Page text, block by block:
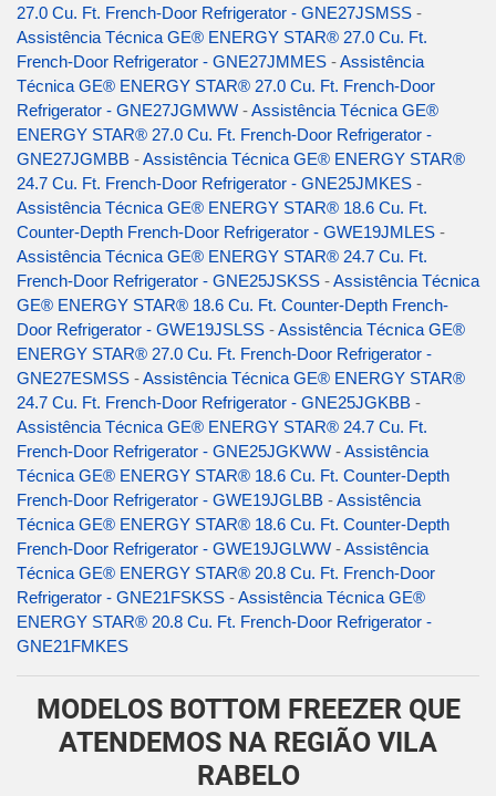
27.0 Cu. Ft. French-Door Refrigerator - GNE27JSMSS -
Assistência Técnica GE® ENERGY STAR® 27.0 Cu. Ft.
French-Door Refrigerator - GNE27JMMES -Assistência
Técnica GE® ENERGY STAR® 27.0 Cu. Ft. French-Door
Refrigerator - GNE27JGMWW -Assistência Técnica GE®
ENERGY STAR® 27.0 Cu. Ft. French-Door Refrigerator -
GNE27JGMBB -Assistência Técnica GE® ENERGY STAR®
24.7 Cu. Ft. French-Door Refrigerator - GNE25JMKES -
Assistência Técnica GE® ENERGY STAR® 18.6 Cu. Ft.
Counter-Depth French-Door Refrigerator - GWE19JMLES -
Assistência Técnica GE® ENERGY STAR® 24.7 Cu. Ft.
French-Door Refrigerator - GNE25JSKSS -Assistência Técnica
GE® ENERGY STAR® 18.6 Cu. Ft. Counter-Depth French-
Door Refrigerator - GWE19JSLSS -Assistência Técnica GE®
ENERGY STAR® 27.0 Cu. Ft. French-Door Refrigerator -
GNE27ESMSS -Assistência Técnica GE® ENERGY STAR®
24.7 Cu. Ft. French-Door Refrigerator - GNE25JGKBB -
Assistência Técnica GE® ENERGY STAR® 24.7 Cu. Ft.
French-Door Refrigerator - GNE25JGKWW -Assistência
Técnica GE® ENERGY STAR® 18.6 Cu. Ft. Counter-Depth
French-Door Refrigerator - GWE19JGLBB -Assistência
Técnica GE® ENERGY STAR® 18.6 Cu. Ft. Counter-Depth
French-Door Refrigerator - GWE19JGLWW -Assistência
Técnica GE® ENERGY STAR® 20.8 Cu. Ft. French-Door
Refrigerator - GNE21FSKSS -Assistência Técnica GE®
ENERGY STAR® 20.8 Cu. Ft. French-Door Refrigerator -
GNE21FMKES
MODELOS BOTTOM FREEZER QUE
ATENDEMOS NA REGIÃO VILA
RABELO